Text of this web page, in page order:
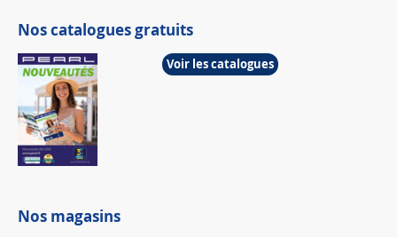
Nos catalogues gratuits
Voir les catalogues
Nos magasins